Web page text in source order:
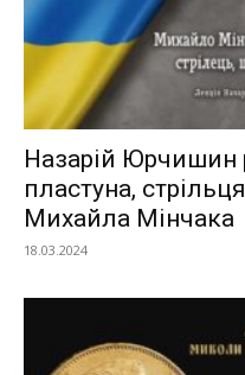
Назарій Юрчишин
пластуна,
Михайла Мінчака
18.03.2024